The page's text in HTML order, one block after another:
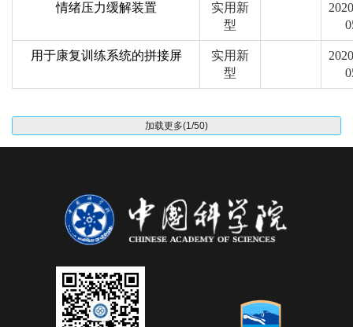
情绪压力缓解装置
实用新
型
用于康复训练系统的拼接屏
实用新
型
加载更多(1/50)